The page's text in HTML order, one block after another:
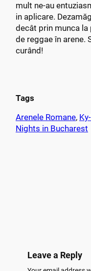
mult ne-au
in aplicare.
decât prin munca
de reggae în arene.
curând!
Tags
Arenele Romane,
Nights in Bucharest
Leave a Reply